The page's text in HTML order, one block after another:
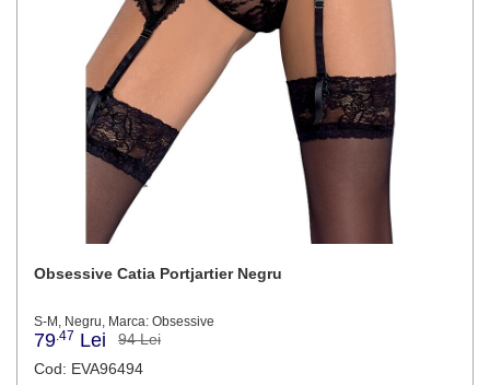
Obsessive Catia Portjartier Negru
S-M, Negru, Marca: Obsessive
79 .47 Lei
94 Lei
Cod: EVA96494